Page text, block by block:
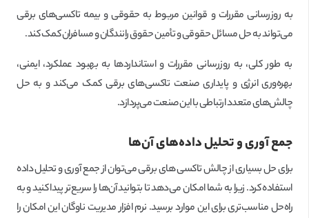
به روز‌رسانی مقررات و قوانین مربوط به حقوقی و بیمه تاکسی‌های برقی
می‌تواند به حل مسائل حقوقی و تأمین حقوق رانندگان و مسافران کمک کند.
به طور کلی، به روز‌رسانی مقررات و استانداردها به بهبود عملکرد، ایمنی،
بهره‌وری انرژی و پایداری صنعت تاکسی‌های برقی کمک می‌کند و به حل
چالش‌های متعدد ارتباطی با این صنعت می‌پردازد.
جمع آوری و تحلیل داده‌های آن‌ها
برای حل بسیاری از چالش تاکسی های برقی می‌توان از جمع آوری و تحلیل داده
استفاده کرد. زیرا به شما امکان می‌دهد تا بتوانید آن‌ها را سریع‌تر پیدا کنید و به
راه‌حل مناسب‌تری برای این موارد برسید. نرم افزار مدیریت ناوگان این امکان را